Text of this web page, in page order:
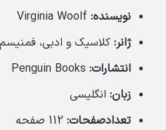
نویسنده:
ژانر: کلاسیک و ادبی، فمنیسم
انتشارات:
زبان: انگلیسی
تعدادصفحات: